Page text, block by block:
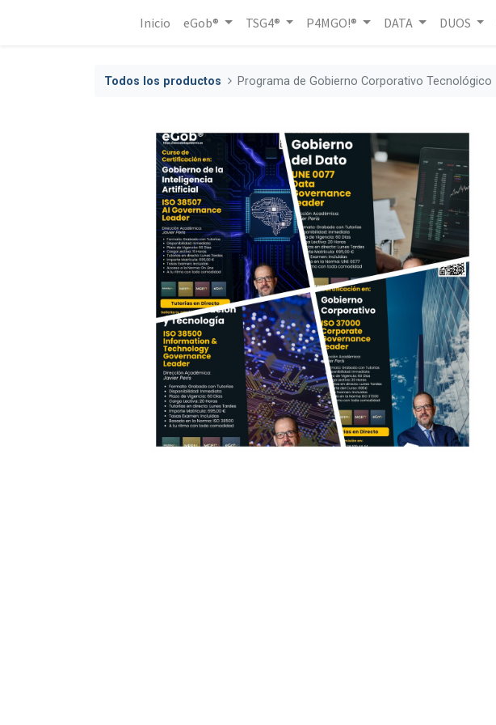
Inicio eGob® TSG4® P4MGO!® DATA DUOS
Todos los productos Programa de Gobierno Corporativo Tecnológico